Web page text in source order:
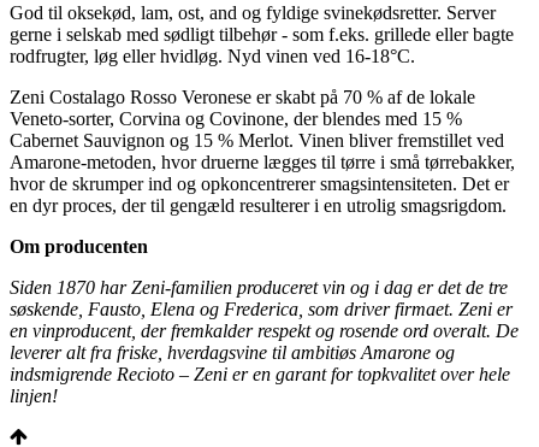
God til oksekød, lam, ost, and og fyldige svinekødsretter. Server
gerne i selskab med sødligt tilbehør - som f.eks. grillede eller bagte
rodfrugter, løg eller hvidløg. Nyd vinen ved 16-18°C.
Zeni Costalago Rosso Veronese er skabt på 70 % af de lokale
Veneto-sorter, Corvina og Covinone, der blendes med 15 %
Cabernet Sauvignon og 15 % Merlot. Vinen bliver fremstillet ved
Amarone-metoden, hvor druerne lægges til tørre i små tørrebakker,
hvor de skrumper ind og opkoncentrerer smagsintensiteten. Det er
en dyr proces, der til gengæld resulterer i en utrolig smagsrigdom.
Om producenten
Siden 1870 har Zeni-familien produceret vin og i dag er det de tre
søskende, Fausto, Elena og Frederica, som driver firmaet. Zeni er
en vinproducent, der fremkalder respekt og rosende ord overalt. De
leverer alt fra friske, hverdagsvine til ambitiøs Amarone og
indsmigrende Recioto – Zeni er en garant for topkvalitet over hele
linjen!